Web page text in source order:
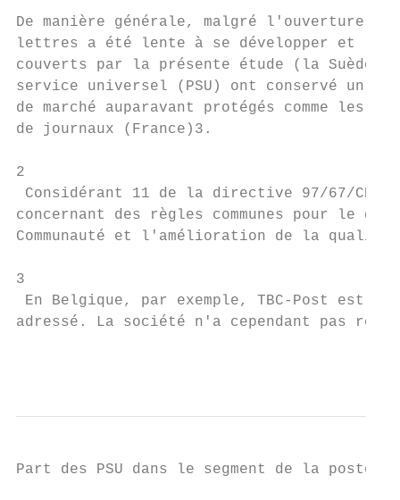
De manière générale, malgré l'ouverture
lettres a été lente à se développer et le
couverts par la présente étude (la Suède
service universel (PSU) ont conservé un
de marché auparavant protégés comme
de journaux (France)3.
2
Considérant 11 de la directive 97/67/CE du
concernant des règles communes pour le
Communauté et l'amélioration de la
3
En Belgique, par exemple, TBC-Post est
adressé. La société n'a cependant pas
Part des PSU dans le segment de la poste